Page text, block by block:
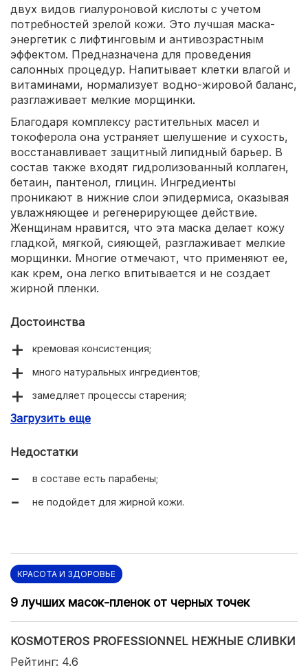
двух видов гиалуроновой кислоты с учетом
потребностей зрелой кожи. Это лучшая маска-
энергетик с лифтинговым и антивозрастным
эффектом. Предназначена для проведения
салонных процедур. Напитывает клетки влагой и
витаминами, нормализует водно-жировой баланс,
разглаживает мелкие морщинки.
Благодаря комплексу растительных масел и
токоферола она устраняет шелушение и сухость,
восстанавливает защитный липидный барьер. В
состав также входят гидролизованный коллаген,
бетаин, пантенол, глицин. Ингредиенты
проникают в нижние слои эпидермиса, оказывая
увлажняющее и регенерирующее действие.
Женщинам нравится, что эта маска делает кожу
гладкой, мягкой, сияющей, разглаживает мелкие
морщинки. Многие отмечают, что применяют ее,
как крем, она легко впитывается и не создает
жирной пленки.
Достоинства
кремовая консистенция;
много натуральных ингредиентов;
замедляет процессы старения;
нейтральный аромат;
Загрузить еще
Недостатки
в составе есть парабены;
не подойдет для жирной кожи.
КРАСОТА И ЗДОРОВЬЕ
9 лучших масок-пленок от черных точек
KOSMOTEROS PROFESSIONNEL НЕЖНЫЕ СЛИВКИ
Рейтинг: 4.6